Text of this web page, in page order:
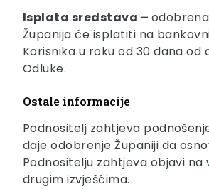
Isplata sredstava –
Županija će isplatiti na
Korisnika u roku od 30 dana od
Odluke.
Ostale informacije
Podnositelj zahtjeva
daje odobrenje Županiji da
Podnositelju zahtjeva objavi na
drugim izvješćima.